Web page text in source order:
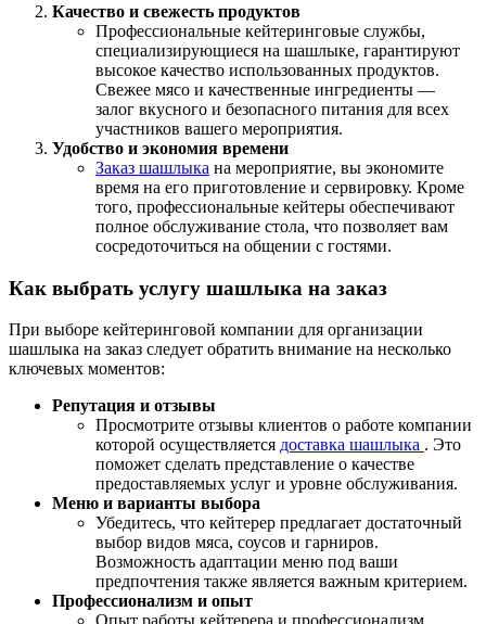
Качество и свежесть продуктов
Профессиональные кейтеринговые службы,
специализирующиеся на шашлыке, гарантируют
высокое качество использованных продуктов.
Свежее мясо и качественные ингредиенты —
залог вкусного и безопасного питания для всех
участников вашего мероприятия.
Удобство и экономия времени
Заказ шашлыка на мероприятие, вы экономите
время на его приготовление и сервировку. Кроме
того, профессиональные кейтеры обеспечивают
полное обслуживание стола, что позволяет вам
сосредоточиться на общении с гостями.
Как выбрать услугу шашлыка на заказ
При выборе кейтеринговой компании для организации
шашлыка на заказ следует обратить внимание на несколько
ключевых моментов:
Репутация и отзывы
Просмотрите отзывы клиентов о работе компании
которой осуществляется доставка шашлыка . Это
поможет сделать представление о качестве
предоставляемых услуг и уровне обслуживания.
Меню и варианты выбора
Убедитесь, что кейтерер предлагает достаточный
выбор видов мяса, соусов и гарниров.
Возможность адаптации меню под ваши
предпочтения также является важным критерием.
Профессионализм и опыт